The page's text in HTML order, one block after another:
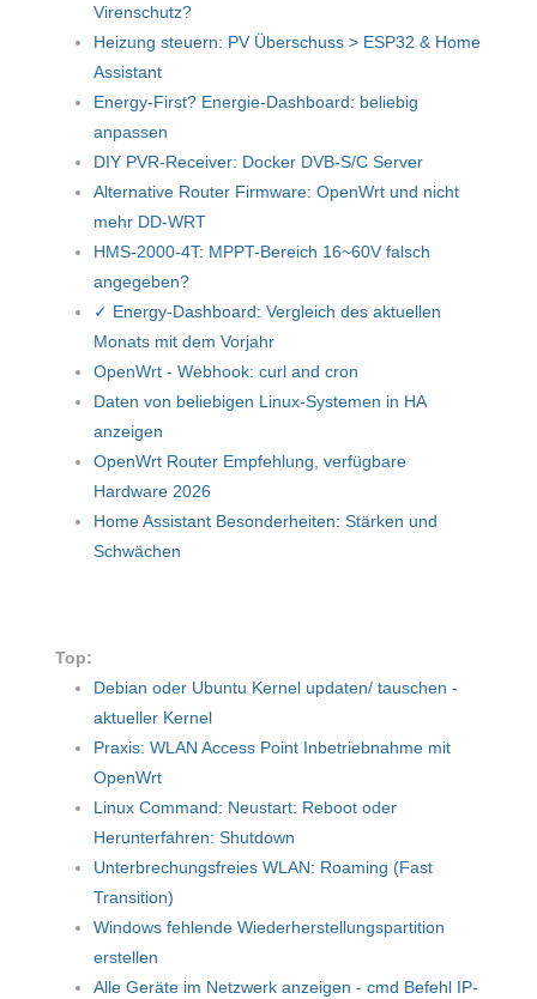
Virenschutz?
Heizung steuern: PV Überschuss > ESP32 & Home
Assistant
Energy-First? Energie-Dashboard: beliebig
anpassen
DIY PVR-Receiver: Docker DVB-S/C Server
Alternative Router Firmware: OpenWrt und nicht
mehr DD-WRT
HMS-2000-4T: MPPT-Bereich 16~60V falsch
angegeben?
✓ Energy-Dashboard: Vergleich des aktuellen
Monats mit dem Vorjahr
OpenWrt - Webhook: curl and cron
Daten von beliebigen Linux-Systemen in HA
anzeigen
OpenWrt Router Empfehlung, verfügbare
Hardware 2026
Home Assistant Besonderheiten: Stärken und
Schwächen
Top:
Debian oder Ubuntu Kernel updaten/ tauschen -
aktueller Kernel
Praxis: WLAN Access Point Inbetriebnahme mit
OpenWrt
Linux Command: Neustart: Reboot oder
Herunterfahren: Shutdown
Unterbrechungsfreies WLAN: Roaming (Fast
Transition)
Windows fehlende Wiederherstellungspartition
erstellen
Alle Geräte im Netzwerk anzeigen - cmd Befehl IP-